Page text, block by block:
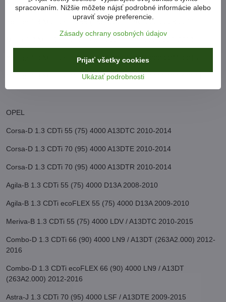
Ypsilon 1.3 MultiJet 90 66 (90) 4000 199A3.000 2006-2011
Ypsilon 1.3 MultiJet 75 55 (75) 4000 199A9 000 2008-2011
Musa 1.3 MultiJet 95 70 (95) 4 000 199 B1 000 2009-2013
Ypsilon 1.3 MultiJet 95 70 (95) 4 000 199 B1 000 2011-2015
Ypsilon 1.3 MultiJet 105 77 (105) 4000 843A2 000 2007-2011
OPEL
Corsa-D 1.3 CDTi 55 (75) 4000 A13DTC 2010-2014
Corsa-D 1.3 CDTi 70 (95) 4000 A13DTE 2010-2014
Corsa-D 1.3 CDTi 70 (95) 4000 A13DTR 2010-2014
Agila-B 1.3 CDTi 55 (75) 4000 D13A 2008-2010
Agila-B 1.3 CDTi ecoFLEX 55 (75) 4000 D13A 2009-2010
Meriva-B 1.3 CDTi 55 (75) 4000 LDV / A13DTC 2010-2015
Combo-D 1.3 CDTi 66 (90) 4000 LN9 / A13DT (263A2.000) 2012-
2016
Combo-D 1.3 CDTi ecoFLEX 66 (90) 4000 LN9 / A13DT
(263A2.000) 2012-2016
Astra-J 1.3 CDTi 70 (95) 4000 LSF / A13DTE 2009-2015
spracovaním. Nižšie môžete nájsť podrobné informácie alebo
upraviť svoje preferencie.
Zásady ochrany osobných údajov
Ukázať podrobnosti
Prijať všetky cookies